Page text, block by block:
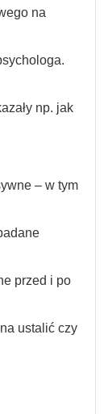
na
np. jak
– w tym
przed i po
ustalić czy